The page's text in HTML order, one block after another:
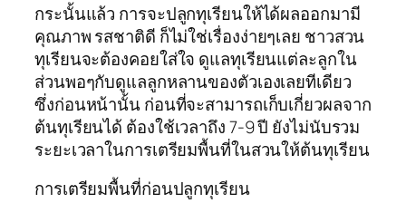
กระนั้นแล้ว การจะปลูกทุเรียนให้ได้ผลออกมามี
คุณภาพ รสชาติดี ก็ไม่ใช่เรื่องง่ายๆเลย ชาวสวน
ทุเรียนจะต้องคอยใส่ใจ ดูแลทุเรียนแต่ละลูกใน
ส่วนพอๆกับดูแลลูกหลานของตัวเองเลยทีเดียว
ซึ่งก่อนหน้านั้น ก่อนที่จะสามารถเก็บเกี่ยวผลจาก
ต้นทุเรียนได้ ต้องใช้เวลาถึง 7-9 ปี ยังไม่นับรวม
ระยะเวลาในการเตรียมพื้นที่ในสวนให้ต้นทุเรียน
การเตรียมพื้นที่ก่อนปลูกทุเรียน